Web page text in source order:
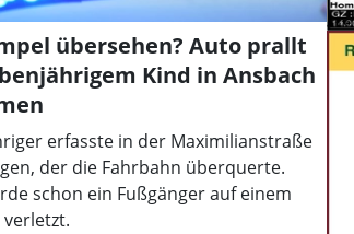
übersehen? Auto prallt
Kind in Ansbach
erfasste in der Maximilianstraße
der die Fahrbahn überquerte.
schon ein Fußgänger auf einem